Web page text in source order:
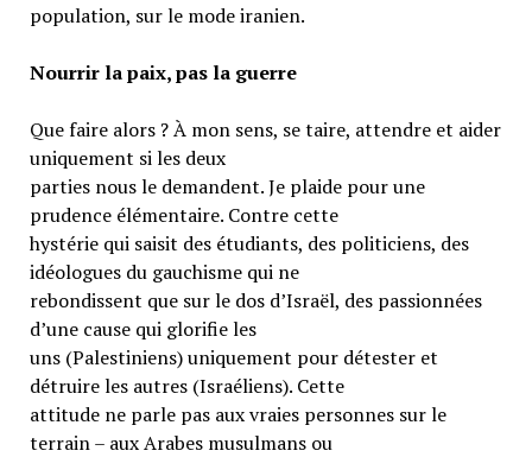
population, sur le mode iranien.
Nourrir la paix, pas la guerre
Que faire alors ? À mon sens, se taire, attendre et aider
uniquement si les deux
parties nous le demandent. Je plaide pour une
prudence élémentaire. Contre cette
hystérie qui saisit des étudiants, des politiciens, des
idéologues du gauchisme qui ne
rebondissent que sur le dos d’Israël, des passionnées
d’une cause qui glorifie les
uns (Palestiniens) uniquement pour détester et
détruire les autres (Israéliens). Cette
attitude ne parle pas aux vraies personnes sur le
terrain – aux Arabes musulmans ou